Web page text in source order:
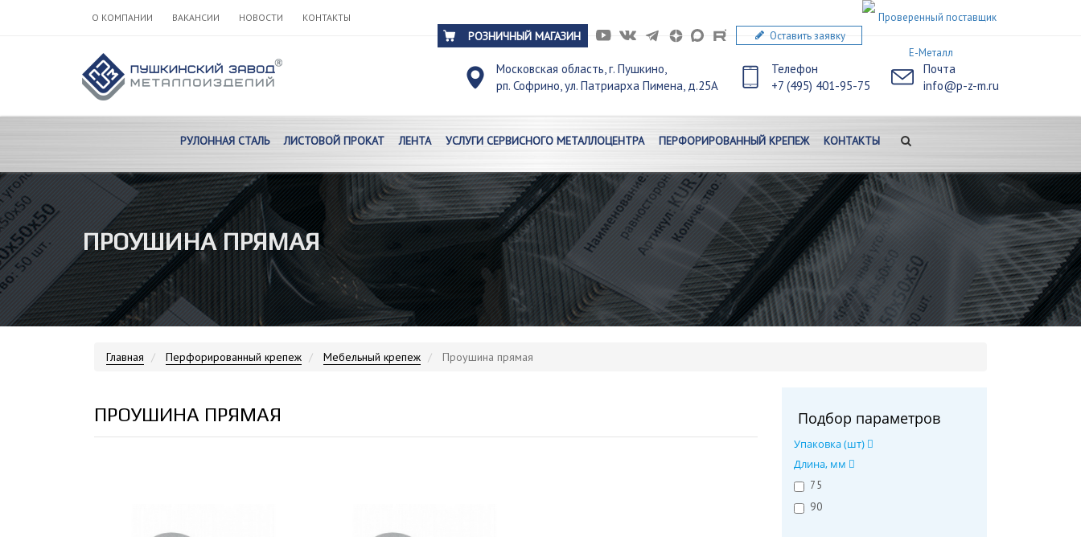
О КОМПАНИИ ВАКАНСИИ НОВОСТИ КОНТАКТЫ
РОЗНИЧНЫЙ МАГАЗИН Оставить заявку
Московская область, г. Пушкино,
рп. Софрино, ул. Патриарха Пимена, д.25А
Телефон
+7 (495) 401-95-75
Почта
info@p-z-m.ru
РУЛОННАЯ СТАЛЬ ЛИСТОВОЙ ПРОКАТ ЛЕНТА УСЛУГИ СЕРВИСНОГО МЕТАЛЛОЦЕНТРА ПЕРФОРИРОВАННЫЙ КРЕПЕЖ КОНТАКТЫ
ПРОУШИНА ПРЯМАЯ
Главная Перфорированный крепеж Мебельный крепеж Проушина прямая
Подбор параметров
Упаковка (шт)
Длина, мм
75
90
ПРОУШИНА ПРЯМАЯ